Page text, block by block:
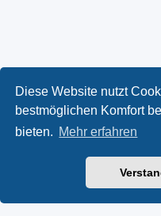
Diese Website nutzt
bestmöglichen Komfort
bieten. Mehr erfahren